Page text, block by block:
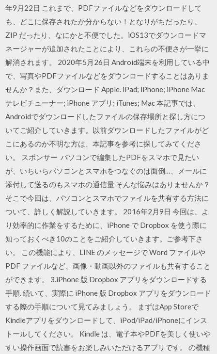
年9月22日 これまで、PDFファイルなどをダウンロードして
も、どこに保存されたか分からない！となりがちだったり、
ZIP だったり、なにかと不便でした。iOS13でダウンロードマ
ネージャーが追加されたことにより、これらの不便さが一挙に
解消されます。 2020年5月26日 Android端末を利用している中
で、写真やPDFファイルなどをダウンロードすることはありま
せんか？また、ダウンロード Apple. iPad; iPhone; iPhone Mac
テレビチューナー; iPhone アプリ; iTunes; Mac 本記事では、
Androidでダウンロードしたファイルの保存場所と探し方につ
いてご紹介していきます。以前ダウンロードしたファイルがど
こにあるのか不明な方は、本記事を参考に探してみてくださ
い。 スポンサー パソコンで編集したPDFをスマホで見たい
が、いちいちパソコンとスマホをつなぐのは面倒…、メールに
添付して送るのもスマホの通信量 そんな悩みはありませんか？
そこで今回は、パソコンとスマホでファイルを共有する方法に
ついて、詳しく解説していきます。 2016年2月9日 今回は、よ
り効率的に作業をするために、iPhone で Dropbox を使う際に
知っておくべき10のことをご紹介していきます。ご参考下さ
い。 この機能により、LINE のメッセージで Word ファイルや
PDF ファイルなど、画像・動画以外のファイルも共有すること
ができます。 3.iPhone 版 Dropbox アプリをダウンロードする
手順. 続いて、実際に iPhone 版 Dropbox アプリをダウンロード
する際の手順について見てみましょう。 まずはApp Storeで
Kindleアプリをダウンロードして、iPod/iPad/iPhoneにインス
トールしてください。 Kindle は、電子本やPDFを美しく使いや
すい操作画面で読書をお楽しみいただけるアプリです。 の機種